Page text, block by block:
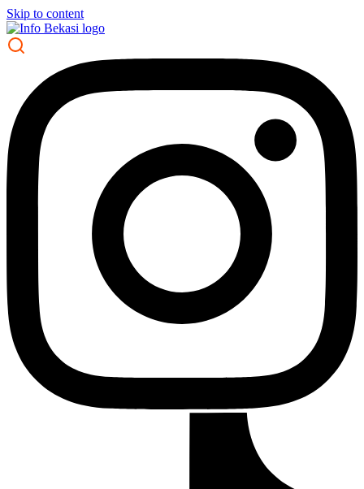
Skip to content